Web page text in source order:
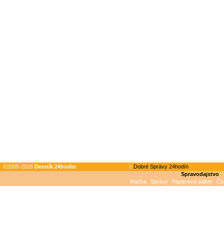
©2005-2026 Denník 24hodin
Dobré Správy 24hodín
Spravodajstvo
Mačka
Správy Papierové palety